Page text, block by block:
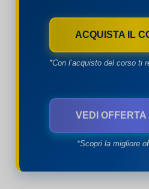
ACQUISTA IL
*Con l’acquisto del corso ti
VEDI
*Scopri la migliore